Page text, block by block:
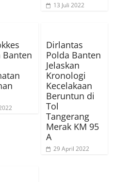
13 Juli 2022
Banten
Dirlantas
Polda Banten
Jelaskan
Kronologi
Kecelakaan
Beruntun di
Tol
Tangerang
Merak KM 95
A
29 April 2022